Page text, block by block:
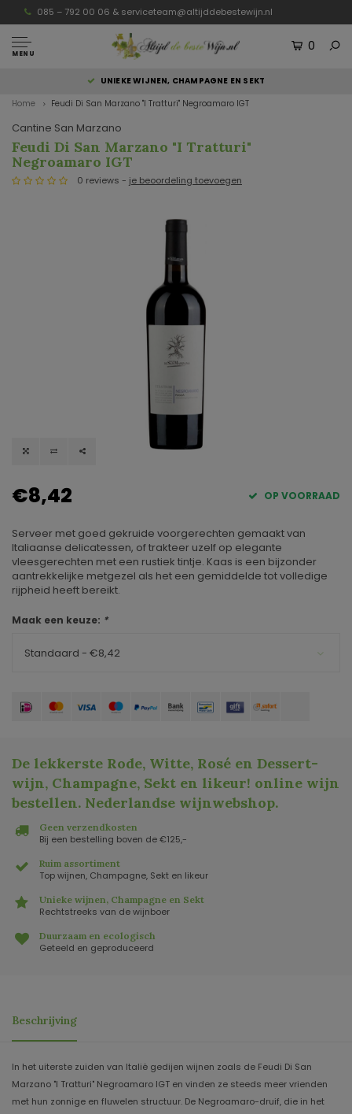
085 – 792 00 06 & serviceteam@altijddebestewijn.nl
MENU
0
UNIEKE WIJNEN, CHAMPAGNE EN SEKT
Home Feudi Di San Marzano "I Tratturi" Negroamaro IGT
Cantine San Marzano
Feudi Di San Marzano "I Tratturi"
Negroamaro IGT
0 reviews - je beoordeling toevoegen
€8,42 OP VOORRAAD
Serveer met goed gekruide voorgerechten gemaakt van
Italiaanse delicatessen, of trakteer uzelf op elegante
vleesgerechten met een rustiek tintje. Kaas is een bijzonder
aantrekkelijke metgezel als het een gemiddelde tot volledige
rijpheid heeft bereikt.
Maak een keuze: *
Standaard - €8,42
De lekkerste Rode, Witte, Rosé en Dessert-
wijn, Champagne, Sekt en likeur! online wijn
bestellen. Nederlandse wijnwebshop.
Geen verzendkosten
Bij een bestelling boven de €125,-
Ruim assortiment
Top wijnen, Champagne, Sekt en likeur
Unieke wijnen, Champagne en Sekt
Rechtstreeks van de wijnboer
Duurzaam en ecologisch
Geteeld en geproduceerd
Beschrijving
In het uiterste zuiden van Italië gedijen wijnen zoals de Feudi Di San
Marzano "I Tratturi" Negroamaro IGT en vinden ze steeds meer vrienden
met hun zonnige en fluwelen structuur. De Negroamaro-druif, die in het